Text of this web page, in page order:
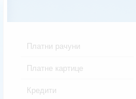
Платни рачуни
Платне картице
Кредити